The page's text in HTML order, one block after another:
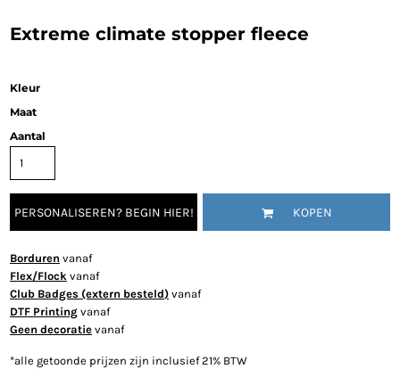
Extreme climate stopper fleece
Kleur
Maat
Aantal
PERSONALISEREN? BEGIN HIER! KOPEN
Borduren vanaf
Flex/Flock vanaf
Club Badges (extern besteld) vanaf
DTF Printing vanaf
Geen decoratie vanaf
*alle getoonde prijzen zijn inclusief 21% BTW